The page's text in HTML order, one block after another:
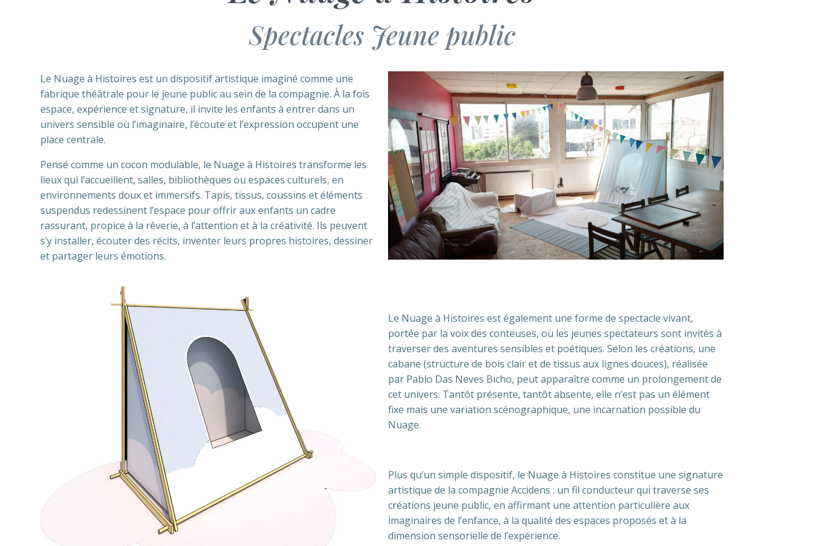
Spectacles Jeune public
Le Nuage à Histoires est un dispositif artistique imaginé comme une
fabrique théâtrale pour le jeune public au sein de la compagnie. À la fois
espace, expérience et signature, il invite les enfants à entrer dans un
univers sensible où l’imaginaire, l’écoute et l’expression occupent une
place centrale.
Pensé comme un cocon modulable, le Nuage à Histoires transforme les
lieux qui l’accueillent, salles, bibliothèques ou espaces culturels, en
environnements doux et immersifs. Tapis, tissus, coussins et éléments
suspendus redessinent l’espace pour offrir aux enfants un cadre
rassurant, propice à la rêverie, à l’attention et à la créativité. Ils peuvent
s’y installer, écouter des récits, inventer leurs propres histoires, dessiner
et partager leurs émotions.
Le Nuage à Histoires est également une forme de spectacle vivant,
portée par la voix des conteuses, où les jeunes spectateurs sont invités à
traverser des aventures sensibles et poétiques. Selon les créations, une
cabane (structure de bois clair et de tissus aux lignes douces), réalisée
par Pablo Das Neves Bicho, peut apparaître comme un prolongement de
cet univers. Tantôt présente, tantôt absente, elle n’est pas un élément
fixe mais une variation scénographique, une incarnation possible du
Nuage.
Plus qu’un simple dispositif, le Nuage à Histoires constitue une signature
artistique de la compagnie Accidens : un fil conducteur qui traverse ses
créations jeune public, en affirmant une attention particulière aux
imaginaires de l’enfance, à la qualité des espaces proposés et à la
dimension sensorielle de l’expérience.